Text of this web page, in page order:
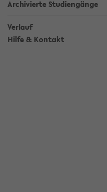
Archivierte Studiengänge
Verlauf
Hilfe & Kontakt